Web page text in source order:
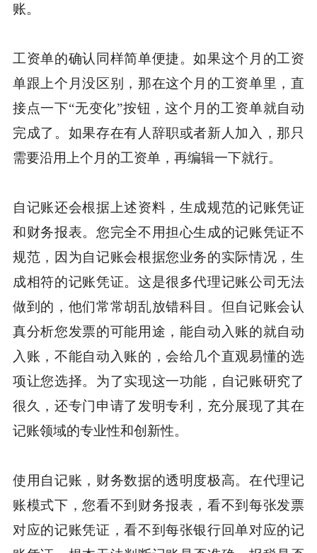
账。
工资单的确认同样简单便捷。如果这个月的工资
单跟上个月没区别，那在这个月的工资单里，直
接点一下“无变化”按钮，这个月的工资单就自动
完成了。如果存在有人辞职或者新人加入，那只
需要沿用上个月的工资单，再编辑一下就行。
自记账还会根据上述资料，生成规范的记账凭证
和财务报表。您完全不用担心生成的记账凭证不
规范，因为自记账会根据您业务的实际情况，生
成相符的记账凭证。这是很多代理记账公司无法
做到的，他们常常胡乱放错科目。但自记账会认
真分析您发票的可能用途，能自动入账的就自动
入账，不能自动入账的，会给几个直观易懂的选
项让您选择。为了实现这一功能，自记账研究了
很久，还专门申请了发明专利，充分展现了其在
记账领域的专业性和创新性。
使用自记账，财务数据的透明度极高。在代理记
账模式下，您看不到财务报表，看不到每张发票
对应的记账凭证，看不到每张银行回单对应的记